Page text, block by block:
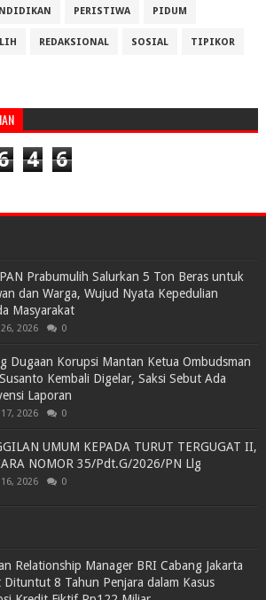
PERISTIWA PIDUM
REDAKSIONAL SOSIAL TIPIKOR
4 6
Prabumulih Salurkan 5 Ton Beras untuk
dan Warga, Wujud Nyata Kepedulian
Masyarakat
26, 2026 0
Dugaan Korupsi Mantan Ketua Ombudsman
Kembali Digelar, Saksi Sebut Ada
Laporan
17, 2026 0
UMUM KEPADA TURUT TERGUGAT II,
NOMOR 35/Pdt.G/2026/PN Llg
16, 2026 0
Relationship Manager BRI Cabang Jakarta
Dituntut 8 Tahun Penjara dalam Kasus